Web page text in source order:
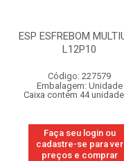
ESP ESFREBOM
L12P10
Código: 227579
Embalagem: Unidade
Caixa contém 44
Faça seu login ou
cadastre-se para ver
preços e comprar